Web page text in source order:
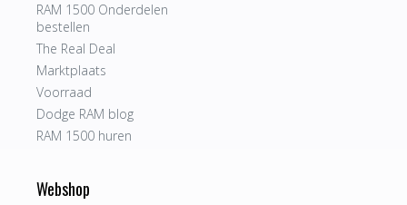
RAM 1500 Onderdelen
bestellen
The Real Deal
Marktplaats
Voorraad
Dodge RAM blog
RAM 1500 huren
Webshop